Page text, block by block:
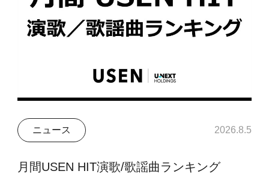
ニュース 2026.8.5
月間USEN HIT演歌/歌謡曲ランキング